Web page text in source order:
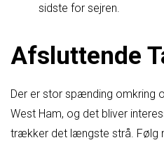
sidste for sejren.
Afsluttende
Der er stor spænding omkring
West Ham, og det bliver
trækker det længste strå. Følg